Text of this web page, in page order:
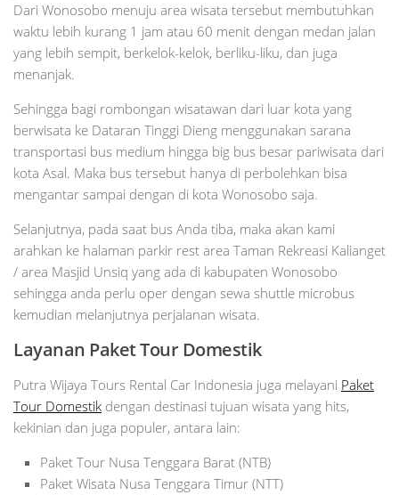
Dari Wonosobo menuju area wisata tersebut membutuhkan
waktu lebih kurang 1 jam atau 60 menit dengan medan jalan
yang lebih sempit, berkelok-kelok, berliku-liku, dan juga
menanjak.
Sehingga bagi rombongan wisatawan dari luar kota yang
berwisata ke Dataran Tinggi Dieng menggunakan sarana
transportasi bus medium hingga big bus besar pariwisata dari
kota Asal. Maka bus tersebut hanya di perbolehkan bisa
mengantar sampai dengan di kota Wonosobo saja.
Selanjutnya, pada saat bus Anda tiba, maka akan kami
arahkan ke halaman parkir rest area Taman Rekreasi Kalianget
/ area Masjid Unsiq yang ada di kabupaten Wonosobo
sehingga anda perlu oper dengan sewa shuttle microbus
kemudian melanjutnya perjalanan wisata.
Layanan Paket Tour Domestik
Putra Wijaya Tours Rental Car Indonesia juga melayani Paket
Tour Domestik dengan destinasi tujuan wisata yang hits,
kekinian dan juga populer, antara lain:
Paket Tour Nusa Tenggara Barat (NTB)
Paket Wisata Nusa Tenggara Timur (NTT)